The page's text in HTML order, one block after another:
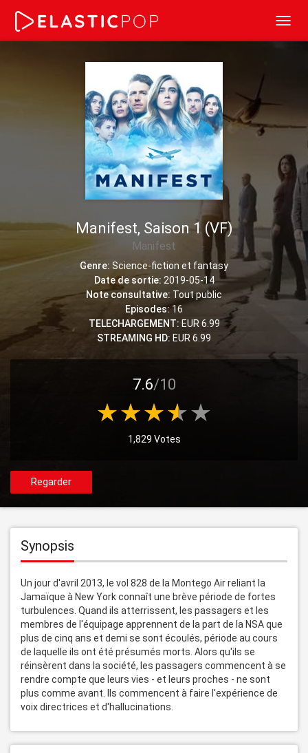
Manifest, Saison 1 (VF)
Manifest
Genre: Science-fiction et fantasy
Date de sortie: 2019-05-14
Note consultative: Tout public
Episodes: 16
TELECHARGEMENT: EUR 6.99
STREAMING HD: EUR 6.99
7.6/10
1,829 Votes
Regarder
Synopsis
Un jour d'avril 2013, le vol 828 de la Montego Air reliant la
Jamaïque à New York connaît une brève période de fortes
turbulences. Quand ils atterrissent, les passagers et les
membres de l'équipage apprennent de la part de la NSA que
plus de cinq ans et demi se sont écoulés, période au cours
de laquelle ils ont été présumés morts. Alors qu'ils se
réinsèrent dans la société, les passagers commencent à se
rendre compte que leurs vies - et leurs proches - ne sont
plus comme avant. Ils commencent à faire l'expérience de
voix directrices et d'hallucinations.